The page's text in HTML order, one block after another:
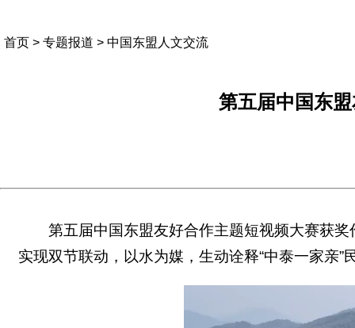
首页 > 专题报道 > 中国东盟人文交流
第五届中国东
第五届中国东盟友好合作主题短视频大赛获
实现双节联动，以水为媒，生动诠释“中泰一家亲”